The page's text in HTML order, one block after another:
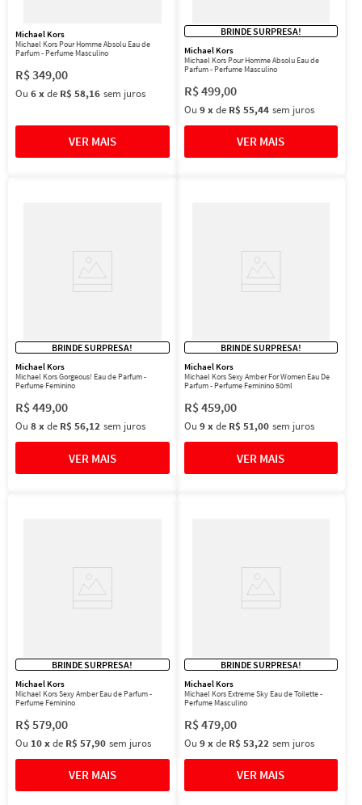
Michael Kors
Michael Kors Pour Homme Absolu Eau de
Parfum - Perfume Masculino
R$349,00
Ou 6xde R$ 58,16 sem juros
BRINDE SURPRESA!
Michael Kors
Michael Kors Pour Homme Absolu Eau de
Parfum - Perfume Masculino
R$499,00
Ou 9 xde R$ 55,44 sem juros
BRINDE SURPRESA!
Michael Kors
Michael Kors Gorgeous! Eau de Parfum -
Perfume Feminino
R$449,00
Ou 8xde R$ 56,12 sem juros
BRINDE SURPRESA!
Michael Kors
Michael Kors Sexy Amber For Women Eau De
Parfum - Perfume Feminino 50ml
R$459,00
Ou 9 xde R$ 51,00 sem juros
BRINDE SURPRESA!
Michael Kors
Michael Kors Sexy Amber Eau de Parfum -
Perfume Feminino
R$579,00
Ou 10xde R$ 57,90 sem juros
BRINDE SURPRESA!
Michael Kors
Michael Kors Extreme Sky Eau de Toilette -
Perfume Masculino
R$479,00
Ou 9 xde R$ 53,22 sem juros